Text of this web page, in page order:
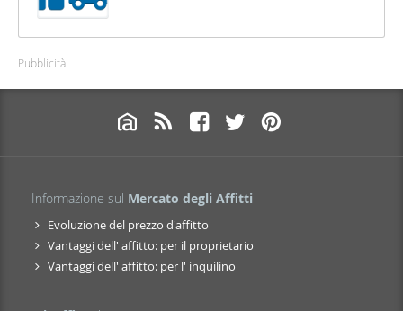
Pubblicità
Informazione sul Mercato degli Affitti
Evoluzione del prezzo d'affitto
Vantaggi dell' affitto: per il proprietario
Vantaggi dell' affitto: per l' inquilino